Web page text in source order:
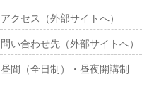
アクセス（外部サイトへ）
問い合わせ先（外部サイトへ）
昼間（全日制）・昼夜開講制